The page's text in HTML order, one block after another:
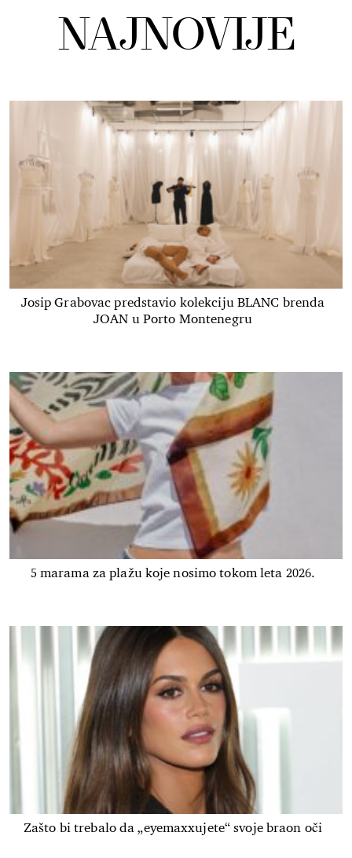
NAJNOVIJE
Josip Grabovac predstavio kolekciju BLANC brenda
JOAN u Porto Montenegru
5 marama za plažu koje nosimo tokom leta 2026.
Zašto bi trebalo da „eyemaxxujete“ svoje braon oči